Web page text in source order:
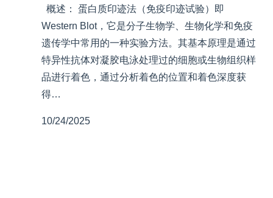
概述： 蛋白质印迹法（免疫印迹试验）即
Western Blot，它是分子生物学、生物化学和免疫
遗传学中常用的一种实验方法。其基本原理是通过
特异性抗体对凝胶电泳处理过的细胞或生物组织样
品进行着色，通过分析着色的位置和着色深度获
得…
10/24/2025